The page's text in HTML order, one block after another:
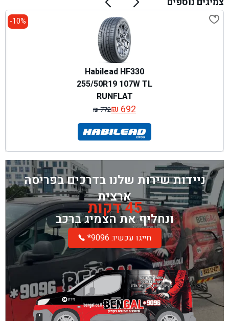
10%-
Habilead HF330
255/50R19 107W TL
RUNFLAT
₪772
המחיר
המקורי
היה:
₪ 772.
₪692 המחיר
הנוכחי
הוא:
₪ 692.
ניידות שירות שלנו בדרכים בפריסה
ארצית
45 דקות
ונחליף את הצמיג ברכב
*חייגו עכשיו: 9096